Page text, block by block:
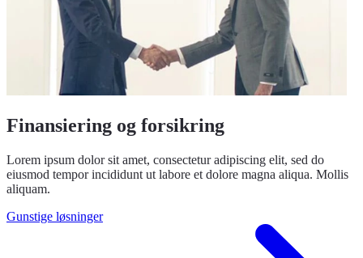
Finansiering og forsikring
Lorem ipsum dolor sit amet, consectetur adipiscing elit, sed do
eiusmod tempor incididunt ut labore et dolore magna aliqua. Mollis
aliquam.
Gunstige løsninger